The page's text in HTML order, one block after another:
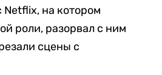
на котором
роли, разорвал с ним
сцены с